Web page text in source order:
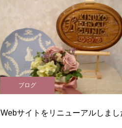
ブログ
Webサイトをリニューアルしまし